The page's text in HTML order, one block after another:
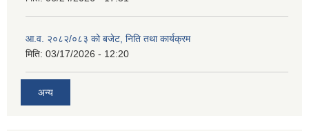
आ.व. २०८२/०८३ को बजेट, निति तथा कार्यक्रम
मिति: 03/17/2026 - 12:20
अन्य